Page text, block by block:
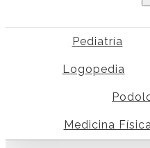
Pediatría
Logopedia
Medicina